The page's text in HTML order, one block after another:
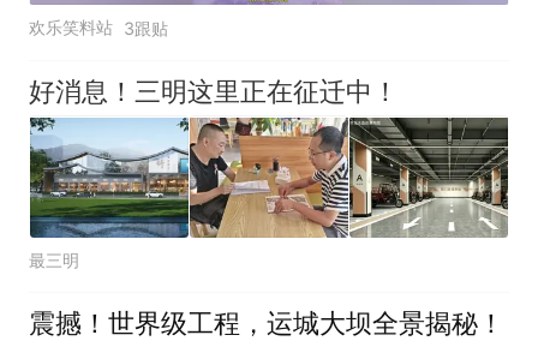
欢乐笑料站 3跟贴
好消息！三明这里正在征迁中！
最三明
震撼！世界级工程，运城大坝全景揭秘！